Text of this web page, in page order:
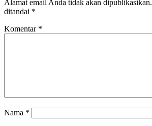
Alamat email Anda tidak akan dipublikasikan.
ditandai *
Komentar *
Nama *